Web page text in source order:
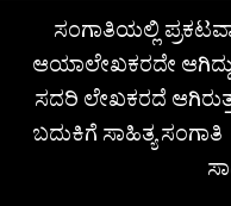
ಸಂಗಾತಿಯಲ್ಲಿ
ಆಯಾಲೇಖಕರದೇ
ಸದರಿ ಲೇಖಕರದೆ
ಬದುಕಿಗೆ ಸಾಹಿತ್ಯ